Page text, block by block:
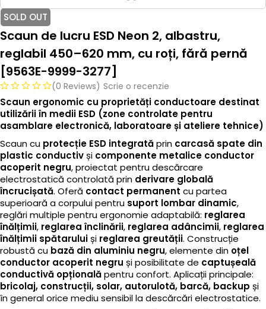
SOLD OUT
Scaun de lucru ESD Neon 2, albastru,
reglabil 450–620 mm, cu roți, fără pernă
[9563E-9999-3277]
(0 Reviews) Scrie o recenzie
Scaun ergonomic cu proprietăți conductoare destinat
utilizării în medii ESD (zone controlate pentru
asamblare electronică, laboratoare și ateliere tehnice)
Scaun cu protecție ESD integratăprin carcasă spate din
plastic conductivși componente metalice conductor
acoperit negru, proiectat pentru descărcare
electrostatică controlată prin derivare globală
încrucișată. Oferă contact permanent cu partea
superioară a corpului pentru suport lombar dinamic,
reglări multiple pentru ergonomie adaptabilă: reglarea
înălțimii, reglarea înclinării, reglarea adâncimii, reglarea
înălțimii spătaruluiși reglarea greutății. Construcție
robustă cu bază din aluminiu negru, elemente din oțel
conductor acoperit negru și posibilitate de captușeală
conductivă opționalăpentru confort. Aplicații principale:
bricolaj, construcții, solar, autorulotă, barcă, backup și
în general orice mediu sensibil la descărcări electrostatice.